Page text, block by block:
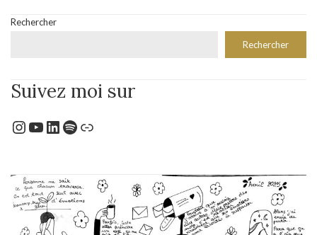
Rechercher
Rechercher
Suivez moi sur
Instagram
YouTube
LinkedIn
Spotify
Lien